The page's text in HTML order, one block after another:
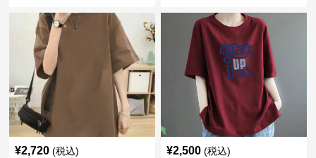
¥2,720 (税込) ¥2,500 (税込)